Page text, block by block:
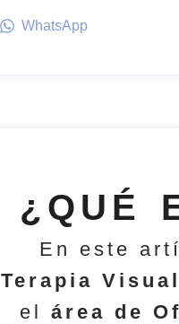
WhatsApp
¿QUÉ
En este
Terapia Visual
el área de